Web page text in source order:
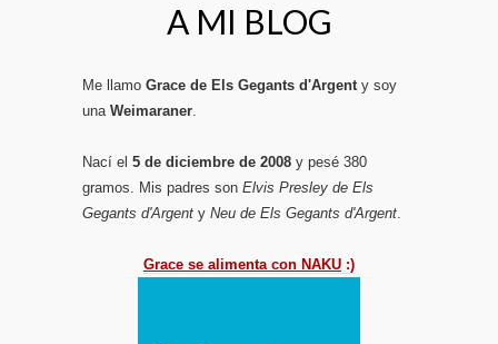
A MI BLOG
Me llamo Grace de Els Gegants d'Argenty soy
una Weimaraner.
Nací el 5 de diciembre de 2008 y pesé 380
gramos. Mis padres son Elvis Presley de Els
Gegants d'Argent y Neu de Els Gegants d'Argent.
Grace se alimenta con NAKU :)